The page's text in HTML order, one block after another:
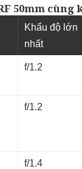
50mm cùng
Khẩu độ lớn
nhất
f/1.2
f/1.2
f/1.4